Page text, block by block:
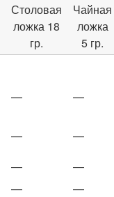
Столовая
ложка 18
гр.
Чайная
ложка
5 гр.
—
—
—
—
—
—
—
—